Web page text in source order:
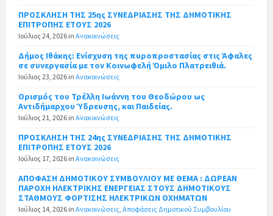
ΠΡΟΣΚΛΗΣΗ ΤΗΣ 25ης ΣΥΝΕΔΡΙΑΣΗΣ ΤΗΣ ΔΗΜΟΤΙΚΗΣ
ΕΠΙΤΡΟΠΗΣ ΕΤΟΥΣ 2026
Ιούλιος 24, 2026 in Ανακοινώσεις
Δήμος Ιθάκης: Ενίσχυση της πυροπροστασίας στις Άφαλες
σε συνεργασία με τον Κοινωφελή Όμιλο Πλατρειθιά.
Ιούλιος 23, 2026 in Ανακοινώσεις
Ορισμός του Τρέλλη Ιωάννη του Θεοδώρου ως
Αντιδήμαρχου Ύδρευσης, και Παιδείας.
Ιούλιος 21, 2026 in Ανακοινώσεις
ΠΡΟΣΚΛΗΣΗ ΤΗΣ 24ης ΣΥΝΕΔΡΙΑΣΗΣ ΤΗΣ ΔΗΜΟΤΙΚΗΣ
ΕΠΙΤΡΟΠΗΣ ΕΤΟΥΣ 2026
Ιούλιος 17, 2026 in Ανακοινώσεις
ΑΠΟΦΑΣΗ ΔΗΜΟΤΙΚΟΥ ΣΥΜΒΟΥΛΙΟΥ ΜΕ ΘΕΜΑ : ΔΩΡΕΑΝ
ΠΑΡΟΧΗ ΗΛΕΚΤΡΙΚΗΣ ΕΝΕΡΓΕΙΑΣ ΣΤΟΥΣ ΔΗΜΟΤΙΚΟΥΣ
ΣΤΑΘΜΟΥΣ ΦΟΡΤΙΣΗΣ ΗΛΕΚΤΡΙΚΩΝ ΟΧΗΜΑΤΩΝ
Ιούλιος 14, 2026 in Ανακοινώσεις Αποφάσεις Δημοτικού Συμβουλίου